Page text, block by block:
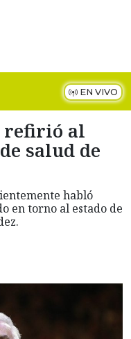
EN VIVO
refirió al
salud de
habló
en torno al estado de